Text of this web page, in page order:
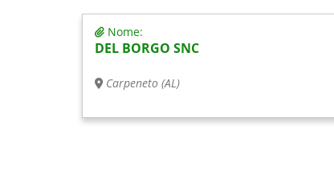
Nome:
DEL BORGO SNC
Carpeneto (AL)